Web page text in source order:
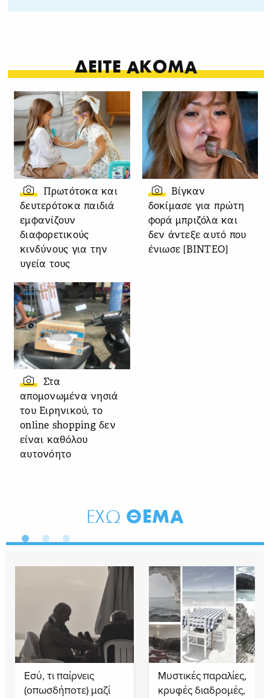
ΔΕΙΤΕ ΑΚΟΜΑ
Πρωτότοκα και
δευτερότοκα παιδιά
εμφανίζουν
διαφορετικούς
κινδύνους για την
υγεία τους
Βίγκαν
δοκίμασε για πρώτη
φορά μπριζόλα και
δεν άντεξε αυτό που
ένιωσε [ΒΙΝΤΕΟ]
Στα
απομονωμένα νησιά
του Ειρηνικού, το
online shopping δεν
είναι καθόλου
αυτονόητο
ΕΧΩ ΘΕΜΑ
Εσύ, τι παίρνεις
(οπωσδήποτε) μαζί
Μυστικές παραλίες,
κρυφές διαδρομές,